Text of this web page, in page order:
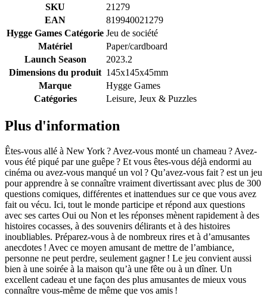
SKU
21279
EAN
819940021279
Hygge Games Catégorie Jeu de société
Matériel
Paper/cardboard
Launch Season
2023.2
Dimensions du produit 145x145x45mm
Marque
Hygge Games
Catégories
Leisure, Jeux & Puzzles
Plus d'information
Êtes-vous allé à New York ? Avez-vous monté un chameau ? Avez-
vous été piqué par une guêpe ? Et vous êtes-vous déjà endormi au
cinéma ou avez-vous manqué un vol ? Qu’avez-vous fait ? est un jeu
pour apprendre à se connaître vraiment divertissant avec plus de 300
questions comiques, différentes et inattendues sur ce que vous avez
fait ou vécu. Ici, tout le monde participe et répond aux questions
avec ses cartes Oui ou Non et les réponses mènent rapidement à des
histoires cocasses, à des souvenirs délirants et à des histoires
inoubliables. Préparez-vous à de nombreux rires et à d’amusantes
anecdotes ! Avec ce moyen amusant de mettre de l’ambiance,
personne ne peut perdre, seulement gagner ! Le jeu convient aussi
bien à une soirée à la maison qu’à une fête ou à un dîner. Un
excellent cadeau et une façon des plus amusantes de mieux vous
connaître vous-même de même que vos amis !